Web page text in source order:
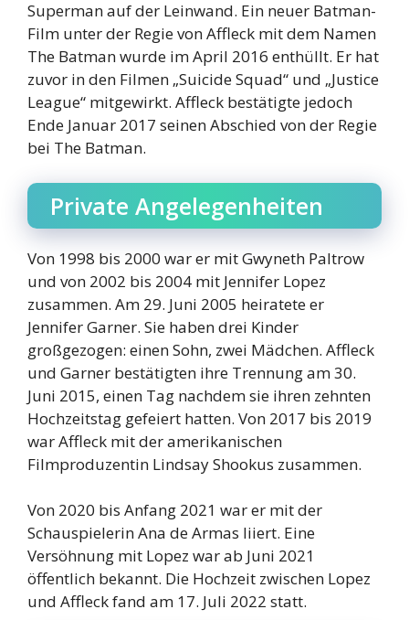
Superman auf der Leinwand. Ein neuer Batman-
Film unter der Regie von Affleck mit dem Namen
The Batman wurde im April 2016 enthüllt. Er hat
zuvor in den Filmen „Suicide Squad“ und „Justice
League“ mitgewirkt. Affleck bestätigte jedoch
Ende Januar 2017 seinen Abschied von der Regie
bei The Batman.
Private Angelegenheiten
Von 1998 bis 2000 war er mit Gwyneth Paltrow
und von 2002 bis 2004 mit Jennifer Lopez
zusammen. Am 29. Juni 2005 heiratete er
Jennifer Garner. Sie haben drei Kinder
großgezogen: einen Sohn, zwei Mädchen. Affleck
und Garner bestätigten ihre Trennung am 30.
Juni 2015, einen Tag nachdem sie ihren zehnten
Hochzeitstag gefeiert hatten. Von 2017 bis 2019
war Affleck mit der amerikanischen
Filmproduzentin Lindsay Shookus zusammen.
Von 2020 bis Anfang 2021 war er mit der
Schauspielerin Ana de Armas liiert. Eine
Versöhnung mit Lopez war ab Juni 2021
öffentlich bekannt. Die Hochzeit zwischen Lopez
und Affleck fand am 17. Juli 2022 statt.